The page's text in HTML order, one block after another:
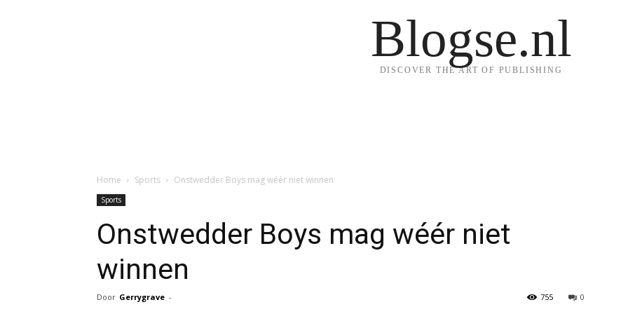
Blogse.nl
DISCOVER THE ART OF PUBLISHING
Home Sports Onstwedder Boys mag wéér niet winnen
Sports
Onstwedder Boys mag wéér niet
winnen
Door Gerrygrave - 0
755